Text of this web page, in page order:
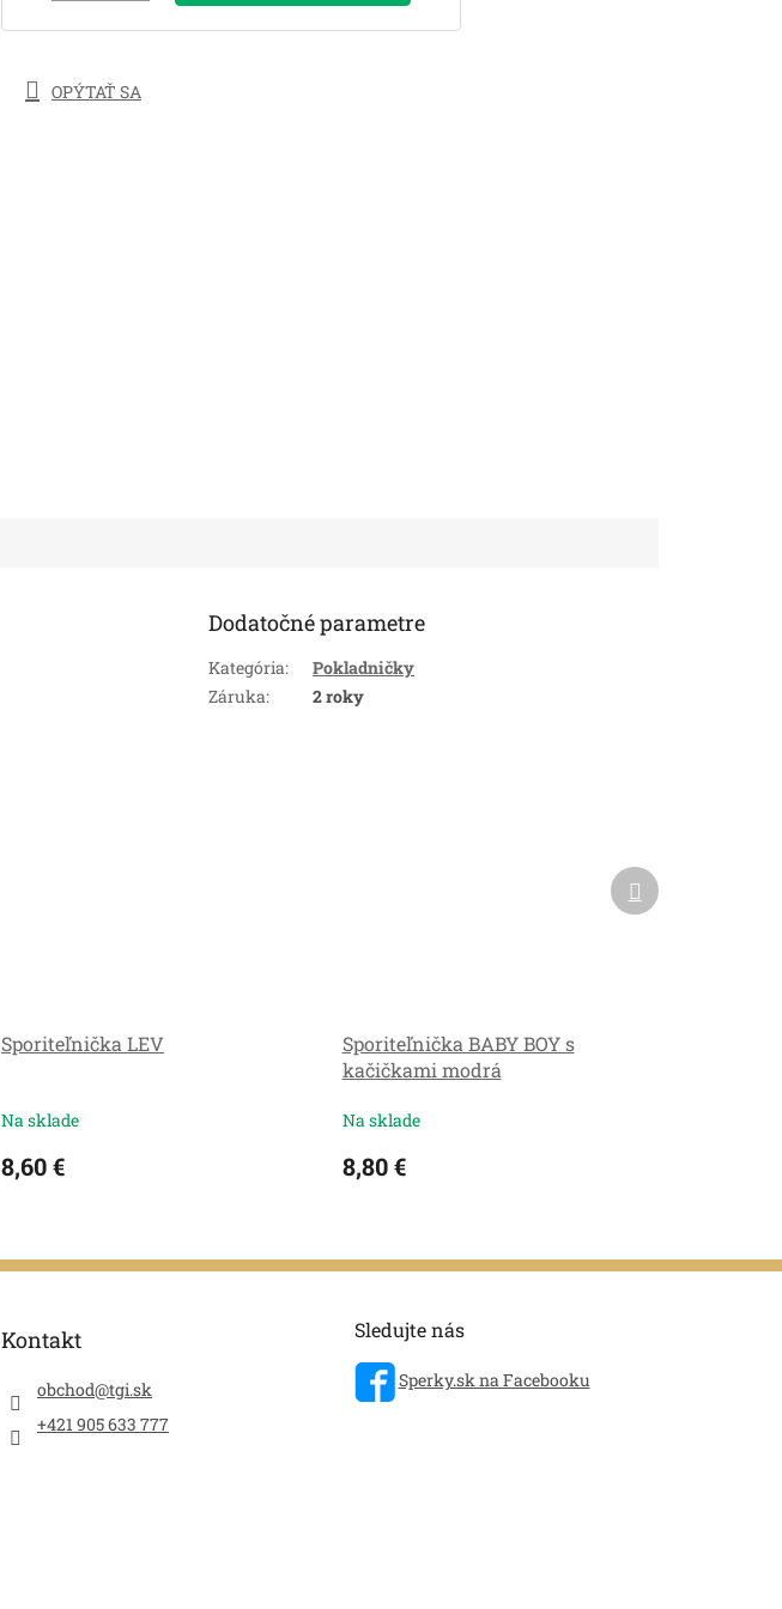
OPÝTAŤ SA
Dodatočné parametre
Kategória:
Pokladničky
Záruka: 2 roky
Sporiteľnička LEV
Na sklade
8,60 €
Sporiteľnička BABY BOY s
kačičkami modrá
Na sklade
8,80 €
Ďalší
produkt
Kontakt
obchod@tgi.sk
+421 905 633 777
Sledujte nás
Sperky.sk na Facebooku